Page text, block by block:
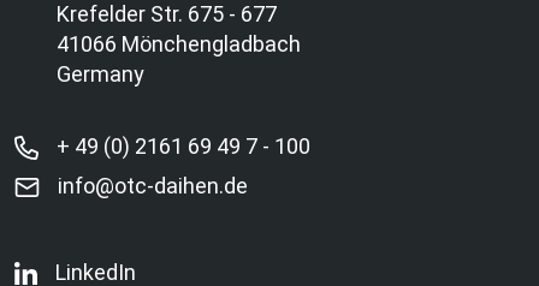
Krefelder Str. 675 - 677
41066 Mönchengladbach
Germany
+ 49 (0) 2161 69 49 7 - 100
info@otc-daihen.de
LinkedIn